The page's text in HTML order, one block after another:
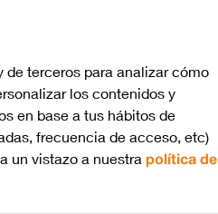
de terceros para analizar cómo
los contenidos y
en base a tus hábitos de
frecuencia de acceso, etc)
un vistazo a nuestrapolítica de